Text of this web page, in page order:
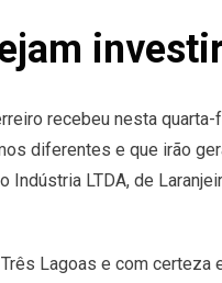
recebeu nesta
diferentes e que irão
Indústria LTDA, de
Lagoas e com